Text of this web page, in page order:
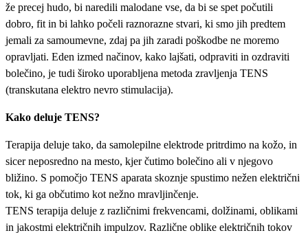
že precej hudo, bi naredili malodane vse, da bi se spet počutili
dobro, fit in bi lahko počeli raznorazne stvari, ki smo jih predtem
jemali za samoumevne, zdaj pa jih zaradi poškodbe ne moremo
opravljati. Eden izmed načinov, kako lajšati, odpraviti in ozdraviti
bolečino, je tudi široko uporabljena metoda zravljenja TENS
(transkutana elektro nevro stimulacija).
Kako deluje TENS?
Terapija deluje tako, da samolepilne elektrode pritrdimo na kožo, in
sicer neposredno na mesto, kjer čutimo bolečino ali v njegovo
bližino. S pomočjo TENS aparata skoznje spustimo nežen električni
tok, ki ga občutimo kot nežno mravljinčenje.
TENS terapija deluje z različnimi frekvencami, dolžinami, oblikami
in jakostmi električnih impulzov. Različne oblike električnih tokov